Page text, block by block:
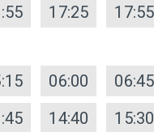
17:25 17:55
06:00 06:45
14:40 15:30